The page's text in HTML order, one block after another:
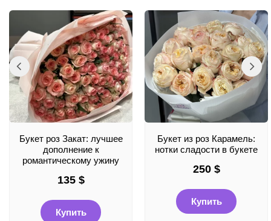
Букет роз Закат: лучшее
дополнение к
романтическому ужину
135 $
Купить
Букет из роз Карамель:
нотки сладости в букете
250 $
Купить